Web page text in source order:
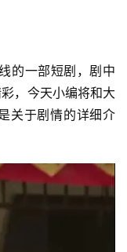
的一部短剧，剧中
，今天小编将和大
关于剧情的详细介